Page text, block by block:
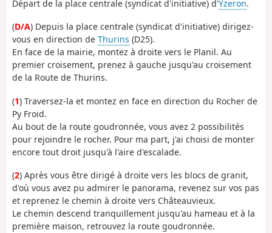
Départ de la place centrale (syndicat d'initiative) d'Yzeron.
(D/A) Depuis la place centrale (syndicat d'initiative) dirigez-
vous en direction de Thurins (D25).
En face de la mairie, montez à droite vers le Planil. Au
premier croisement, prenez à gauche jusqu'au croisement
de la Route de Thurins.
(1) Traversez-la et montez en face en direction du Rocher de
Py Froid.
Au bout de la route goudronnée, vous avez 2 possibilités
pour rejoindre le rocher. Pour ma part, j'ai choisi de monter
encore tout droit jusqu'à l'aire d'escalade.
(2) Après vous être dirigé à droite vers les blocs de granit,
d'où vous avez pu admirer le panorama, revenez sur vos pas
et reprenez le chemin à droite vers Châteauvieux.
Le chemin descend tranquillement jusqu'au hameau et à la
première maison, retrouvez la route goudronnée.